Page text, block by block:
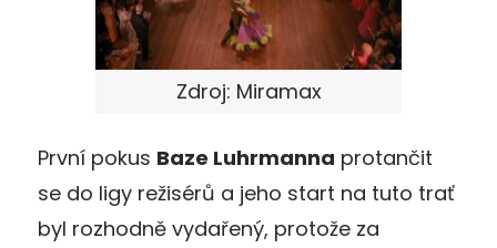
Zdroj: Miramax
První pokus Baze Luhrmanna protančit
se do ligy režisérů a jeho start na tuto trať
byl rozhodně vydařený, protože za